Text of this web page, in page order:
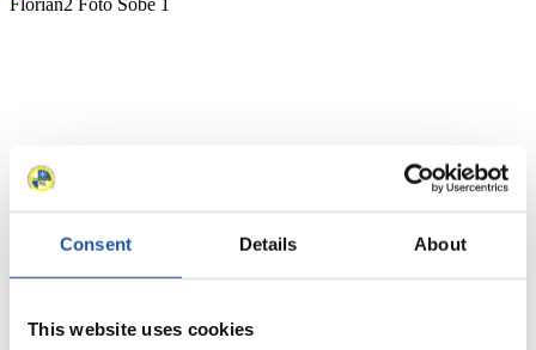
Consent Details About
This website uses cookies
News
AlleAllgemeinKunstbahn Rodeln